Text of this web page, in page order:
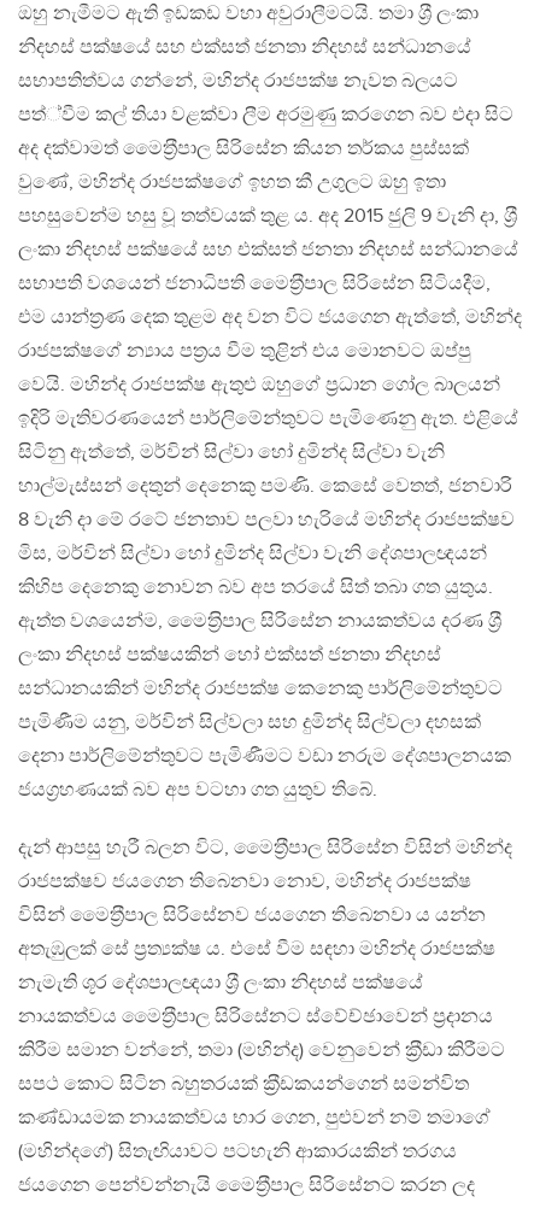
ඔහු නැමීමට ඇති ඉඩකඩ වහා අවුරාලීමටයි. තමා ශ‍්‍රී ලංකා
නිදහස් පක්ෂයේ සහ එක්සත් ජනතා නිදහස් සන්ධානයේ
සභාපතිත්වය ගන්නේ, මහින්ද රාජපක්ෂ නැවත බලයට
පත්්වීම කල් තියා වළක්වා ලීම අරමුණු කරගෙන බව එදා සිට
අද දක්වාමත් මෛත‍්‍රීපාල සිරිසේන කියන තර්කය පුස්සක්
වුණේ, මහින්ද රාජපක්ෂගේ ඉහත කී උගුලට ඔහු ඉතා
පහසුවෙන්ම හසු වූ තත්වයක් තුළ ය. අද 2015 ජුලි 9 වැනි දා, ශ‍්‍රී
ලංකා නිදහස් පක්ෂයේ සහ එක්සත් ජනතා නිදහස් සන්ධානයේ
සභාපති වශයෙන් ජනාධිපති මෛත‍්‍රීපාල සිරිසේන සිටියදීම,
එම යාන්ත‍්‍රණ දෙක තුළම අද වන විට ජයගෙන ඇත්තේ, මහින්ද
රාජපක්ෂගේ න්‍යාය පත‍්‍රය වීම තුළින් එය මොනවට ඔප්පු
වෙයි. මහින්ද රාජපක්ෂ ඇතුළු ඔහුගේ ප‍්‍රධාන ගෝල බාලයන්
ඉදිරි මැතිවරණයෙන් පාර්ලිමේන්තුවට පැමිණෙනු ඇත. එළියේ
සිටිනු ඇත්තේ, මර්වින් සිල්වා හෝ දුමින්ද සිල්වා වැනි
හාල්මැස්සන් දෙතුන් දෙනෙකු පමණි. කෙසේ වෙතත්, ජනවාරි
8 වැනි දා මේ රටේ ජනතාව පලවා හැරියේ මහින්ද රාජපක්ෂව
මිස, මර්වින් සිල්වා හෝ දුමින්ද සිල්වා වැනි දේශපාලඥයන්
කිහිප දෙනෙකු නොවන බව අප තරයේ සිත් තබා ගත යුතුය.
ඇත්ත වශයෙන්ම, මෛත‍්‍රිපාල සිරිසේන නායකත්වය දරණ ශ‍්‍රී
ලංකා නිදහස් පක්ෂයකින් හෝ එක්සත් ජනතා නිදහස්
සන්ධානයකින් මහින්ද රාජපක්ෂ කෙනෙකු පාර්ලිමේන්තුවට
පැමිණීම යනු, මර්වින් සිල්වලා සහ දුමින්ද සිල්වලා දහසක්
දෙනා පාර්ලිමේන්තුවට පැමිණීමට වඩා නරුම දේශපාලනයක
ජයග‍්‍රහණයක් බව අප වටහා ගත යුතුව තිබේ.
දැන් ආපසු හැරී බලන විට, මෛත‍්‍රීපාල සිරිසේන විසින් මහින්ද
රාජපක්ෂව ජයගෙන තිබෙනවා නොව, මහින්ද රාජපක්ෂ
විසින් මෛත‍්‍රීපාල සිරිසේනව ජයගෙන තිබෙනවා ය යන්න
අතැඹුලක් සේ ප‍්‍රත්‍යක්ෂ ය. එසේ වීම සඳහා මහින්ද රාජපක්ෂ
නැමැති ශූර දේශපාලඥයා ශ‍්‍රී ලංකා නිදහස් පක්ෂයේ
නායකත්වය මෛත‍්‍රීපාල සිරිසේනට ස්වේච්ඡාවෙන් ප‍්‍රදානය
කිරීම සමාන වන්නේ, තමා (මහින්ද) වෙනුවෙන් ක‍්‍රීඩා කිරීමට
සපථ කොට සිටින බහුතරයක් ක‍්‍රීඩකයන්ගෙන් සමන්විත
කණ්ඩායමක නායකත්වය භාර ගෙන, පුළුවන් නම් තමාගේ
(මහින්දගේ) සිතැඟියාවට පටහැනි ආකාරයකින් තරගය
ජයගෙන පෙන්වන්නැයි මෛත‍්‍රීපාල සිරිසේනට කරන ලද